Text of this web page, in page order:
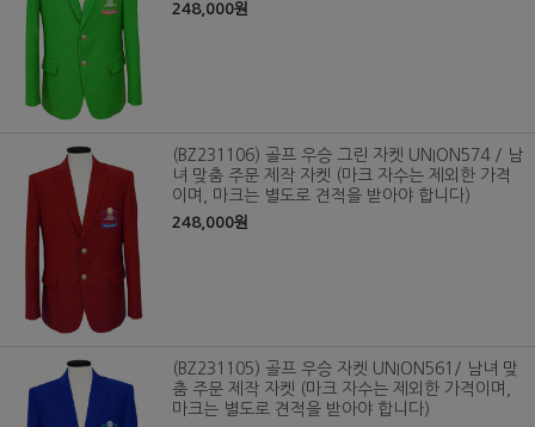
248,000원
(BZ231106) 골프 우승 그린 자켓 UNION574 / 남
녀 맞춤 주문 제작 자켓 (마크 자수는 제외한 가격
이며, 마크는 별도로 견적을 받아야 합니다)
248,000원
(BZ231105) 골프 우승 자켓 UNION561/ 남녀 맞
춤 주문 제작 자켓 (마크 자수는 제외한 가격이며,
마크는 별도로 견적을 받아야 합니다)